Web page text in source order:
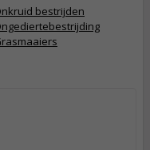
bestrijden